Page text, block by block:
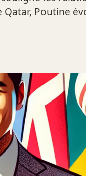
Poutine